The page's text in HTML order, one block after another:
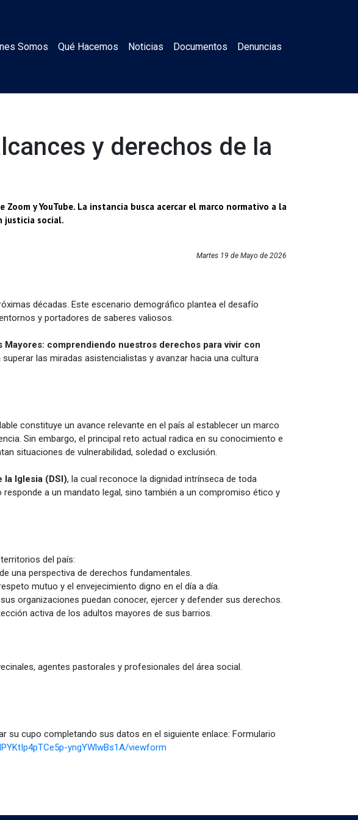
Somos Qué Hacemos Noticias Documentos Denuncias
y derechos de la
y YouTube. La instancia busca acercar el marco normativo a la
justicia social.
Martes 19 de Mayo de 2026
décadas. Este escenario demográfico plantea el desafío
y portadores de saberes valiosos.
Mayores: comprendiendo nuestros derechos para vivir con
las miradas asistencialistas y avanzar hacia una cultura
constituye un avance relevante en el país al establecer un marco
Sin embargo, el principal reto actual radica en su conocimiento e
situaciones de vulnerabilidad, soledad o exclusión.
la Iglesia (DSI), la cual reconoce la dignidad intrínseca de toda
a un mandato legal, sino también a un compromiso ético y
del país:
una perspectiva de derechos fundamentales.
mutuo y el envejecimiento digno en el día a día.
organizaciones puedan conocer, ejercer y defender sus derechos.
activa de los adultos mayores de sus barrios.
agentes pastorales y profesionales del área social.
su cupo completando sus datos en el siguiente enlace: Formulario
yngYWlwBs1A/viewform